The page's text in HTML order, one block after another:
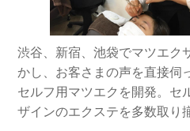
渋谷、新宿、池袋でマツエク
かし、お客さまの声を直接伺
セルフ用マツエクを開発。セ
ザインのエクステを多数取り